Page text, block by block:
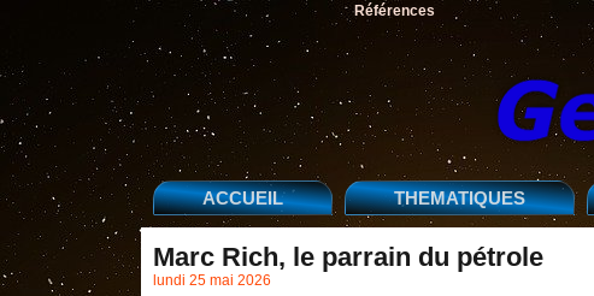
Références
ACCUEIL THEMATIQUES
Marc Rich, le parrain du pétrole
lundi 25 mai 2026